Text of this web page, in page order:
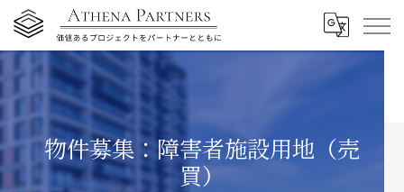
物件募集：障害者施設用地（売
買）